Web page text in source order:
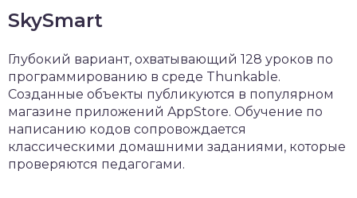
SkySmart
Глубокий вариант, охватывающий 128 уроков по
программированию в среде Thunkable.
Созданные объекты публикуются в популярном
магазине приложений AppStore. Обучение по
написанию кодов сопровождается
классическими домашними заданиями, которые
проверяются педагогами.